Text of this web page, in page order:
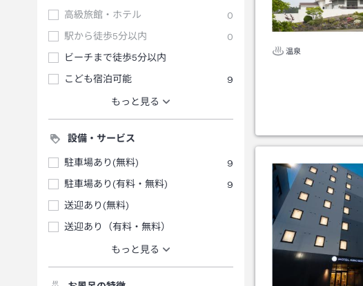
高級旅館・ホテル
0
駅から徒歩5分以内
0
ビーチまで徒歩5分以内
こども宿泊可能
9
もっと見る
設備・サービス
駐車場あり(無料)
9
駐車場あり(有料・無料)
9
送迎あり(無料)
送迎あり（有料・無料）
もっと見る
温泉